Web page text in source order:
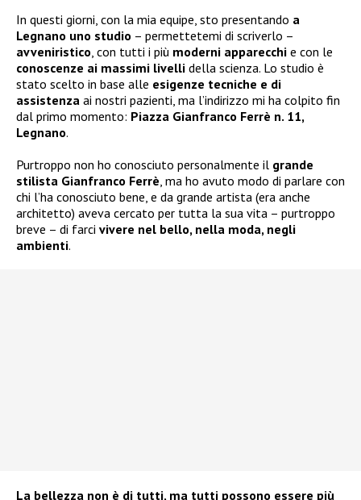
In questi giorni, con la mia equipe, sto presentando a
Legnano uno studio – permettetemi di scriverlo –
avveniristico, con tutti i più moderni apparecchi e con le
conoscenze ai massimi livelli della scienza. Lo studio è
stato scelto in base alle esigenze tecniche e di
assistenza ai nostri pazienti, ma l’indirizzo mi ha colpito fin
dal primo momento: Piazza Gianfranco Ferrè n. 11,
Legnano.
Purtroppo non ho conosciuto personalmente il grande
stilista Gianfranco Ferrè, ma ho avuto modo di parlare con
chi l’ha conosciuto bene, e da grande artista (era anche
architetto) aveva cercato per tutta la sua vita – purtroppo
breve – di farci vivere nel bello, nella moda, negli
ambienti.
La bellezza non è di tutti, ma tutti possono essere più